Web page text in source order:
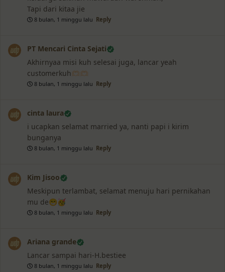
Tapi dari kitaa jie
8 bulan, 1 minggu lalu Reply
PT Mencari Cinta Sejati
Akhirnyaa misi kuh selesai juga, lancar yeah
customerkuh🫶🏻🫶🏻
8 bulan, 1 minggu lalu Reply
cinta laura
i ucapkan selamat married ya, nanti papi i kirim
bunganya
8 bulan, 1 minggu lalu Reply
Kim Jisoo
Meskipun terlambat, selamat menuju hari pernikahan
mu de😁🥳
8 bulan, 1 minggu lalu Reply
Ariana grande
Lancar sampai hari-H.bestiee
8 bulan, 1 minggu lalu Reply